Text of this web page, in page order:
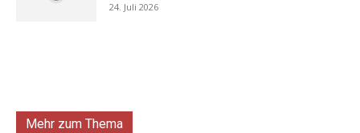
24. Juli 2026
Mehr zum Thema